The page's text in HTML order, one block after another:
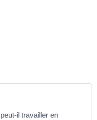
il travailler en